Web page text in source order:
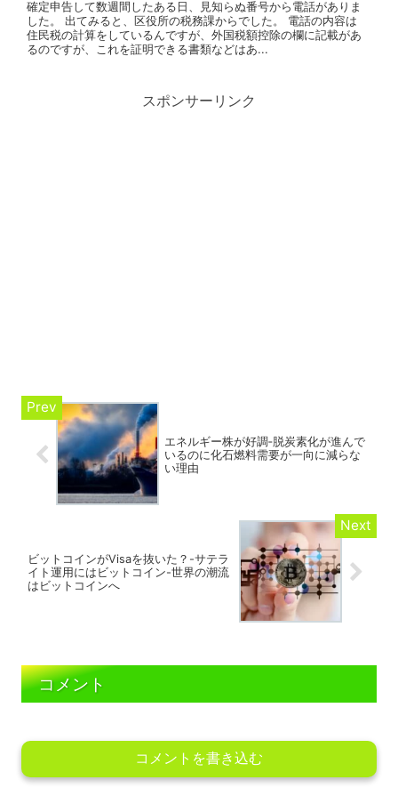
確定申告して数週間したある日、見知らぬ番号から電話がありま
した。 出てみると、区役所の税務課からでした。 電話の内容は
住民税の計算をしているんですが、外国税額控除の欄に記載があ
るのですが、これを証明できる書類などはあ...
スポンサーリンク
エネルギー株が好調‐脱炭素化が進んで
いるのに化石燃料需要が一向に減らな
い理由
ビットコインがVisaを抜いた？-サテラ
イト運用にはビットコイン-世界の潮流
はビットコインへ
コメント
コメントを書き込む